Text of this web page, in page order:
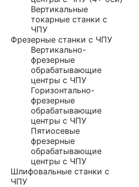
Вертикальные
токарные станки с
ЧПУ
Фрезерные станки с ЧПУ
Вертикально-
фрезерные
обрабатывающие
центры с ЧПУ
Горизонтально-
фрезерные
обрабатывающие
центры с ЧПУ
Пятиосевые
фрезерные
обрабатывающие
центры с ЧПУ
Шлифовальные станки с
ЧПУ